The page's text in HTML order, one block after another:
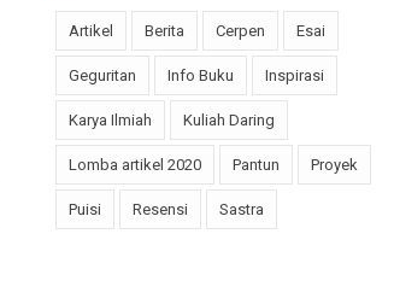
Artikel Berita Cerpen Esai
Geguritan Info Buku Inspirasi
Karya Ilmiah Kuliah Daring
Lomba artikel 2020 Pantun Proyek
Puisi Resensi Sastra